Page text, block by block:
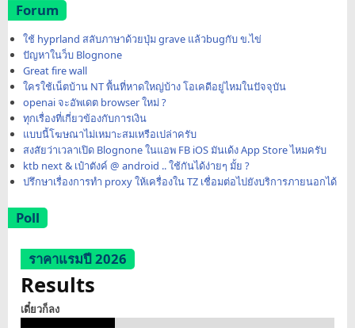
Forum
ใช้ hyprland สลับภาษาด้วยปุ่ม grave แล้วbugกับ ข.ไข่
ปัญหาในว็บ Blognone
Great fire wall
ใครใช้เน็ตบ้าน NT พื้นที่หาดใหญ่บ้าง โอเคดีอยู่ไหมในปัจจุบัน
openai จะอัพเดต browser ใหม่ ?
ทุกเรื่องที่เกี่ยวข้องกับการเงิน
แบบนี้โฆษณาไม่เหมาะสมเหรือเปล่าครับ
สงสัยว่าเวลาเปิด Blognone ในแอพ FB iOS มันเด้ง App Store ไหมครับ
ktb next & เป๋าตังค์ @ android .. ใช้กันได้ง่ายๆ มั้ย ?
ปรึกษาเรื่องการทำ proxy ให้เครื่องใน TZ เชื่อมต่อไปยังบริการภายนอกได้
Poll
ราคาแรมปี 2026
Results
เดี๋ยวก็ลง